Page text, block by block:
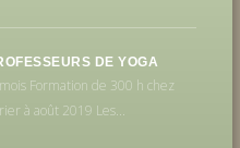
DE YOGA
Formation de 300 h chez
à août 2019 Les...